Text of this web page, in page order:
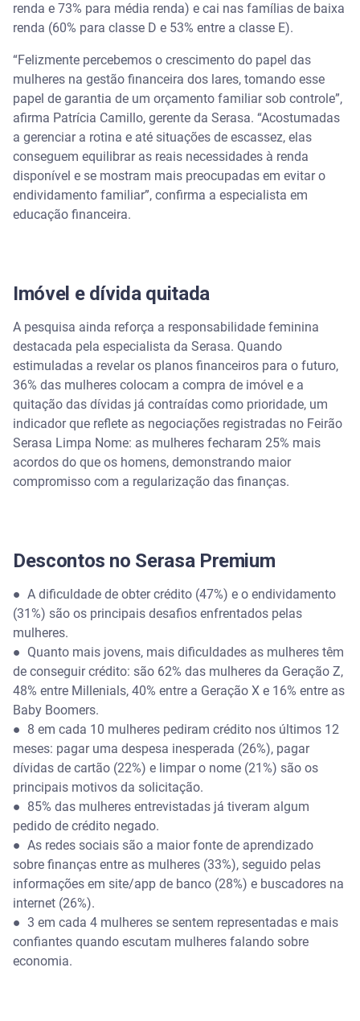
renda e 73% para média renda) e cai nas famílias de baixa
renda (60% para classe D e 53% entre a classe E).
“Felizmente percebemos o crescimento do papel das
mulheres na gestão financeira dos lares, tomando esse
papel de garantia de um orçamento familiar sob controle”,
afirma Patrícia Camillo, gerente da Serasa. “Acostumadas
a gerenciar a rotina e até situações de escassez, elas
conseguem equilibrar as reais necessidades à renda
disponível e se mostram mais preocupadas em evitar o
endividamento familiar”, confirma a especialista em
educação financeira.
Imóvel e dívida quitada
A pesquisa ainda reforça a responsabilidade feminina
destacada pela especialista da Serasa. Quando
estimuladas a revelar os planos financeiros para o futuro,
36% das mulheres colocam a compra de imóvel e a
quitação das dívidas já contraídas como prioridade, um
indicador que reflete as negociações registradas no Feirão
Serasa Limpa Nome: as mulheres fecharam 25% mais
acordos do que os homens, demonstrando maior
compromisso com a regularização das finanças.
Descontos no Serasa Premium
● A dificuldade de obter crédito (47%) e o endividamento
(31%) são os principais desafios enfrentados pelas
mulheres.
● Quanto mais jovens, mais dificuldades as mulheres têm
de conseguir crédito: são 62% das mulheres da Geração Z,
48% entre Millenials, 40% entre a Geração X e 16% entre as
Baby Boomers.
● 8 em cada 10 mulheres pediram crédito nos últimos 12
meses: pagar uma despesa inesperada (26%), pagar
dívidas de cartão (22%) e limpar o nome (21%) são os
principais motivos da solicitação.
● 85% das mulheres entrevistadas já tiveram algum
pedido de crédito negado.
● As redes sociais são a maior fonte de aprendizado
sobre finanças entre as mulheres (33%), seguido pelas
informações em site/app de banco (28%) e buscadores na
internet (26%).
● 3 em cada 4 mulheres se sentem representadas e mais
confiantes quando escutam mulheres falando sobre
economia.